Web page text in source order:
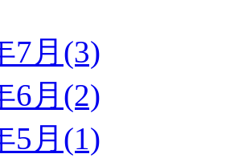
7月(3)
6月(2)
5月(1)